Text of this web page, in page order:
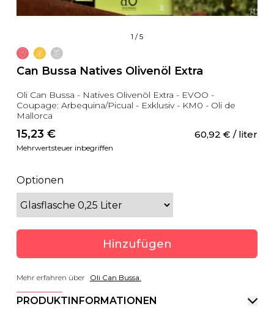
1 /5
Can Bussa Natives Olivenöl Extra
Oli Can Bussa - Natives Olivenöl Extra - EVOO -
Coupage: Arbequina/Picual - Exklusiv - KM0 - Oli de
Mallorca
15,23 € 60,92 € / liter
Mehrwertsteuer inbegriffen
Optionen
Hinzufügen
Mehr erfahren über Oli Can Bussa.
PRODUKTINFORMATIONEN